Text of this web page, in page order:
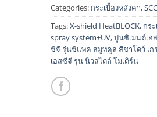
Categories: กระเบื้องหลังคา,
Tags:X-shield HeatBLOCK, กร
spray system+UV,ปูนซิเมนต์เอ
ซีจี รุ่นซีแพค สมูทคูล สีชาโดว์ เก
เอสซีจี รุ่น นิวสไตล์ โมเดิร์น